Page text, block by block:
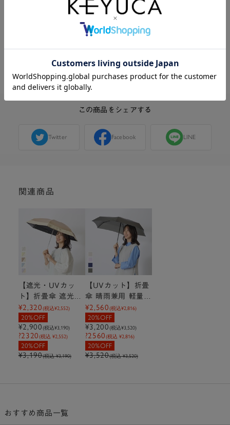
・UPF50＋
傘の開閉方法＝手開き
この商品に関する問い合わせ
この商品をシェアする
Twitter Facebook LINE
関連商品
【遮光・UVカッ
ト】折畳傘 遮光タ
イニー バイカラー
¥2,320(税込¥2,552)
20%OFF
¥2,900(税込¥3,190)
?2320(税込 ¥2,552)
20%OFF
¥3,190(税込 ¥3,190)
【UVカット】折畳
傘 晴雨兼用 軽量コ
ンパクト無地
¥2,560(税込¥2,816)
20%OFF
¥3,200(税込¥3,520)
?2560(税込 ¥2,816)
20%OFF
¥3,520(税込 ¥3,520)
おすすめ商品一覧